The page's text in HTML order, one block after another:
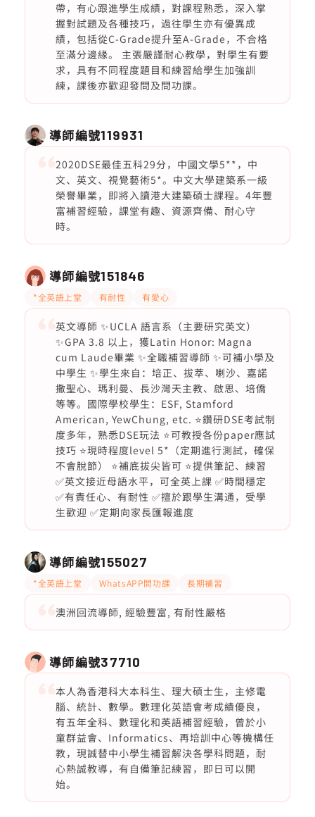
帶，有心跟進學生成績，對課程熟悉，深入掌
握對試題及各種技巧，過往學生亦有優異成
績，包括從C-Grade提升至A-Grade，不合格
至滿分邊緣。 主張嚴謹耐心教學，對學生有要
求，具有不同程度題目和練習給學生加強訓
練，課後亦歡迎發問及問功課。
導師編號119931
2020DSE最佳五科29分，中國文學5**，中
文、英文、視覺藝術5*。中文大學建築系一級
榮譽畢業，即將入讀港大建築碩士課程。4年豐
富補習經驗，課堂有趣、資源齊備、耐心守
時。
導師編號151846
*全英語上堂 有耐性 有愛心
英文導師 ✨UCLA 語言系（主要研究英文）
✨GPA 3.8 以上，獲Latin Honor: Magna
cum Laude畢業 ✨全職補習導師 ✨可補小學及
中學生 ✨學生來自：培正、拔萃、喇沙、嘉諾
撒聖心、瑪利曼、長沙灣天主教、啟思、培僑
等等。國際學校學生：ESF, Stamford
American, YewChung, etc. ⭐️鑽研DSE考試制
度多年，熟悉DSE玩法 ⭐️可教授各份paper應試
技巧 ⭐️現時程度level 5*（定期進行測試，確保
不會脫節） ⭐️補底拔尖皆可 ⭐️提供筆記、練習
✅英文接近母語水平，可全英上課 ✅時間穩定
✅有責任心、有耐性 ✅擅於跟學生溝通，受學
生歡迎 ✅定期向家長匯報進度
導師編號155027
*全英語上堂 WhatsAPP問功課 長期補習
澳洲回流導師, 經驗豐富, 有耐性嚴格
導師編號37710
本人為香港科大本科生、理大碩士生，主修電
腦、統計、數學。數理化英語會考成績優良，
有五年全科、數理化和英語補習經驗，曾於小
童群益會、Informatics、再培訓中心等機構任
教，現誠替中小學生補習解決各學科問題，耐
心熱誠教導，有自備筆記練習，即日可以開
始。